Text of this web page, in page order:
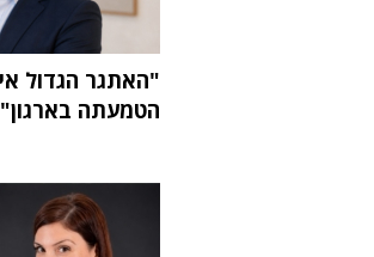
הטמעתה בארגון"